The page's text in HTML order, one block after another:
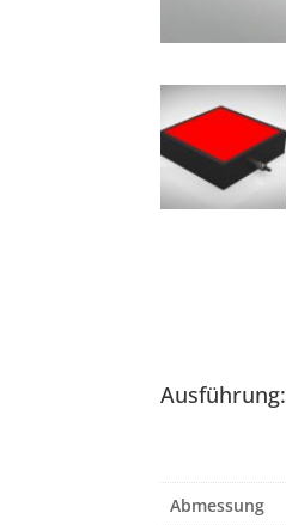
Ausführung:
Abmessung